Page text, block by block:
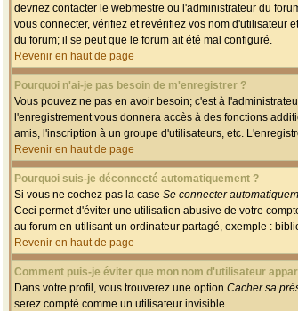
devriez contacter le webmestre ou l'administrateur du
vous connecter, vérifiez et revérifiez vos nom d'utilisateur
du forum; il se peut que le forum ait été mal configuré.
Revenir en haut de page
Pourquoi n'ai-je pas besoin de m'enregistrer ?
Vous pouvez ne pas en avoir besoin; c'est à
l'enregistrement vous donnera accès à des fonctions
amis, l'inscription à un groupe d'utilisateurs, etc.
Revenir en haut de page
Pourquoi suis-je déconnecté automatiquement ?
Si vous ne cochez pas la case Se connecter
Ceci permet d'éviter une utilisation abusive de votre
au forum en utilisant un ordinateur partagé, exemple :
Revenir en haut de page
Comment puis-je éviter que mon nom d'utilisateur
Dans votre profil, vous trouverez une option Cacher sa
serez compté comme un utilisateur invisible.